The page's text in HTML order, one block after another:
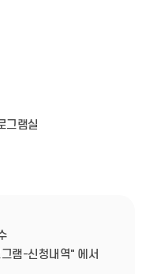
그램실
램-신청내역" 에서